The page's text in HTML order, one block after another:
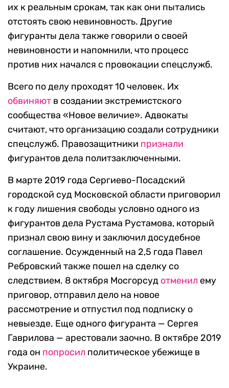
их к реальным срокам, так как они пытались
отстоять свою невиновность. Другие
фигуранты дела также говорили о своей
невиновности и напомнили, что процесс
против них начался с провокации спецслужб.
Всего по делу проходят 10 человек. Их
обвиняют в создании экстремистского
сообщества «Новое величие». Адвокаты
считают, что организацию создали сотрудники
спецслужб. Правозащитники признали
фигурантов дела политзаключенными.
В марте 2019 года Сергиево-Посадский
городской суд Московской области приговорил
к году лишения свободы условно одного из
фигурантов дела Рустама Рустамова, который
признал свою вину и заключил досудебное
соглашение. Осужденный на 2,5 года Павел
Ребровский также пошел на сделку со
следствием. 8 октября Мосгорсуд отменил ему
приговор, отправил дело на новое
рассмотрение и отпустил под подписку о
невыезде. Еще одного фигуранта — Сергея
Гаврилова — арестовали заочно. В октябре 2019
года он попросил политическое убежище в
Украине.